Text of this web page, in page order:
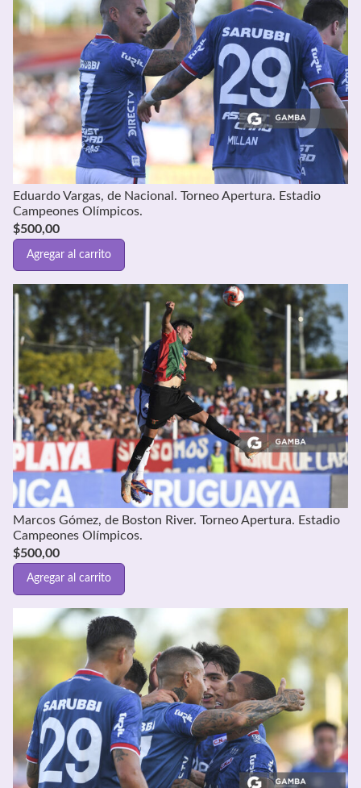
Eduardo Vargas, de Nacional. Torneo Apertura. Estadio
Campeones Olímpicos.
$500,00
Agregar al carrito
Marcos Gómez, de Boston River. Torneo Apertura. Estadio
Campeones Olímpicos.
$500,00
Agregar al carrito